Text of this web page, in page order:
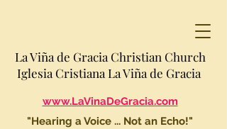
La Viña de Gracia Christian Church
Iglesia Cristiana La Viña de Gracia
www.LaVinaDeGracia.com
"Hearing a Voice ... Not an Echo!"